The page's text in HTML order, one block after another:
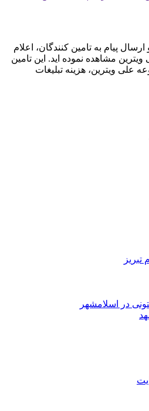
پیام به تامین کنندگان، اعلام
مشاهده نموده اید. این تامین
علی ویترین، هزینه تبلیغات
در اسلامشهر